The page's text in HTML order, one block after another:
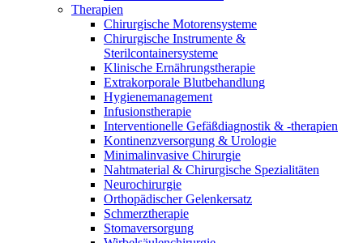
Therapien
Chirurgische Motorensysteme
Chirurgische Instrumente &
Sterilcontainersysteme
Klinische Ernährungstherapie
Extrakorporale Blutbehandlung
Hygienemanagement
Infusionstherapie
Interventionelle Gefäßdiagnostik & -therapien
Kontinenzversorgung & Urologie
Minimalinvasive Chirurgie
Nahtmaterial & Chirurgische Spezialitäten
Neurochirurgie
Orthopädischer Gelenkersatz
Schmerztherapie
Stomaversorgung